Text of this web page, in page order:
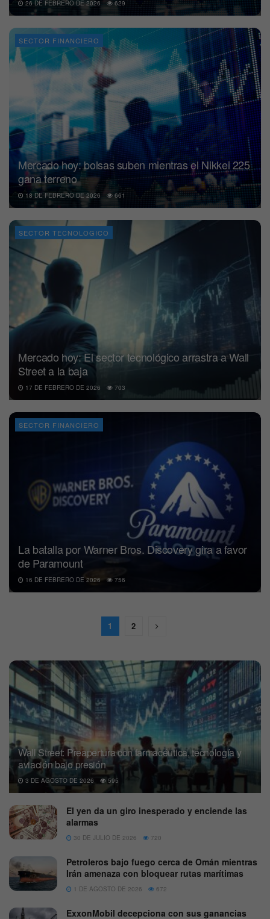
26 DE FEBRERO DE 2026 629
SECTOR FINANCIERO
Mercado hoy: bolsas suben mientras el Nikkei 225
gana terreno
18 DE FEBRERO DE 2026 661
SECTOR TECNOLOGICO
Mercado hoy: El sector tecnológico arrastra a Wall
Street a la baja
17 DE FEBRERO DE 2026 703
SECTOR FINANCIERO
La batalla por Warner Bros. Discovery gira a favor
de Paramount
16 DE FEBRERO DE 2026 756
1 2
Wall Street: Preapertura con farmacéutica, tecnología y
aviación bajo presión
3 DE AGOSTO DE 2026 595
El yen da un giro inesperado y enciende las
alarmas
30 DE JULIO DE 2026 720
Petroleros bajo fuego cerca de Omán mientras
Irán amenaza con bloquear rutas marítimas
1 DE AGOSTO DE 2026 672
ExxonMobil decepciona con sus ganancias